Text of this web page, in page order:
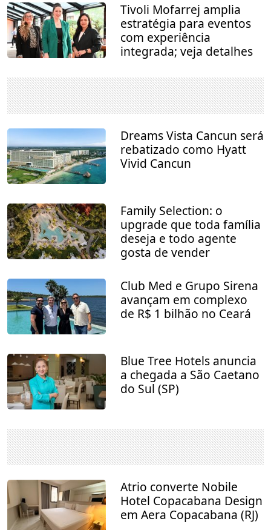
Tivoli Mofarrej amplia
estratégia para eventos
com experiência
integrada; veja detalhes
Dreams Vista Cancun será
rebatizado como Hyatt
Vivid Cancun
Family Selection: o
upgrade que toda família
deseja e todo agente
gosta de vender
Club Med e Grupo Sirena
avançam em complexo
de R$ 1 bilhão no Ceará
Blue Tree Hotels anuncia
a chegada a São Caetano
do Sul (SP)
Atrio converte Nobile
Hotel Copacabana Design
em Aera Copacabana (RJ)